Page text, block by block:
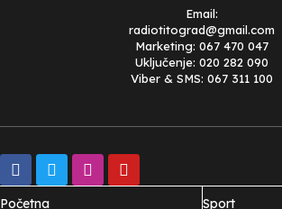
Email:
radiotitograd@gmail.com
Marketing: 067 470 047
Uključenje: 020 282 090
Viber & SMS: 067 311 100
Početna Sport